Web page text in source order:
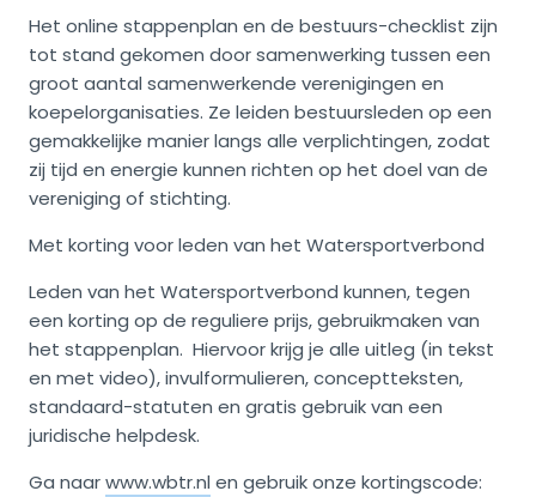
Het online stappenplan en de bestuurs-checklist zijn
tot stand gekomen door samenwerking tussen een
groot aantal samenwerkende verenigingen en
koepelorganisaties. Ze leiden bestuursleden op een
gemakkelijke manier langs alle verplichtingen, zodat
zij tijd en energie kunnen richten op het doel van de
vereniging of stichting.
Met korting voor leden van het Watersportverbond
Leden van het Watersportverbond kunnen, tegen
een korting op de reguliere prijs, gebruikmaken van
het stappenplan. Hiervoor krijg je alle uitleg (in tekst
en met video), invulformulieren, conceptteksten,
standaard-statuten en gratis gebruik van een
juridische helpdesk.
Ga naarwww.wbtr.nl en gebruik onze kortingscode: